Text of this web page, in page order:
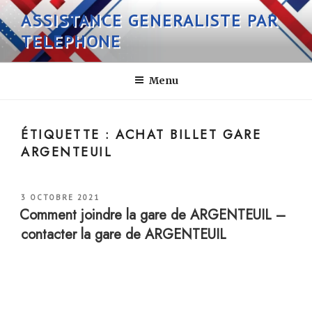
Aller
au
contenu
principal
ASSISTANCE GENERALISTE PAR
TELEPHONE
Menu
ÉTIQUETTE :ACHAT BILLET GARE
ARGENTEUIL
PUBLIÉ
LE
3 OCTOBRE 2021
Comment joindre la gare de ARGENTEUIL –
contacter la gare de ARGENTEUIL